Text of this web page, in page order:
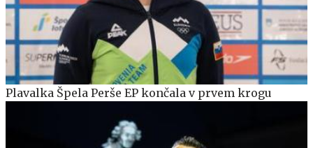
Plavalka Špela Perše EP končala v prvem krogu